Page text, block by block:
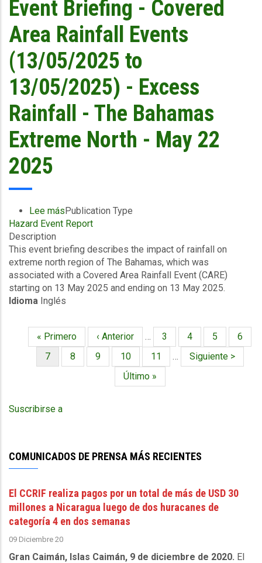
Internship
2025
Flyer
Event Briefing - Covered
Area Rainfall Events
(13/05/2025 to
13/05/2025) - Excess
Rainfall - The Bahamas
Extreme North - May 22
2025
Lee mássobre
Event
-
Covered
Area
Rainfall
Events
to
13/05/2025)
Excess
-
2025
Publication Type
Hazard Event Report
Description
This event briefing describes the impact of rainfall on
extreme north region of The Bahamas, which was
associated with a Covered Area Rainfall Event (CARE)
starting on 13 May 2025 and ending on 13 May 2025.
Idioma Inglés
Paginación
Primera
página
« Primero
Página
anterior
‹ Anterior … Página
3 Página
4 Página
5
6
Página
actual
7 Página
8 Página
9 Página
10 Página
11 …
Siguiente
página
Siguiente >
Última
página
Último »
Suscribirse a
COMUNICADOS DE PRENSA MÁS RECIENTES
El CCRIF realiza pagos por un total de más de USD 30
millones a Nicaragua luego de dos huracanes de
categoría 4 en dos semanas
09 Diciembre 20
Gran Caimán, Islas Caimán, 9 de diciembre de 2020. El